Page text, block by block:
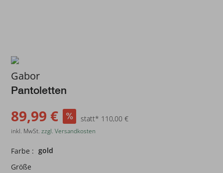
Gabor
Pantoletten
89,99 € statt* 110,00 €
inkl. MwSt.zzgl. Versandkosten
Farbe : gold
Größe